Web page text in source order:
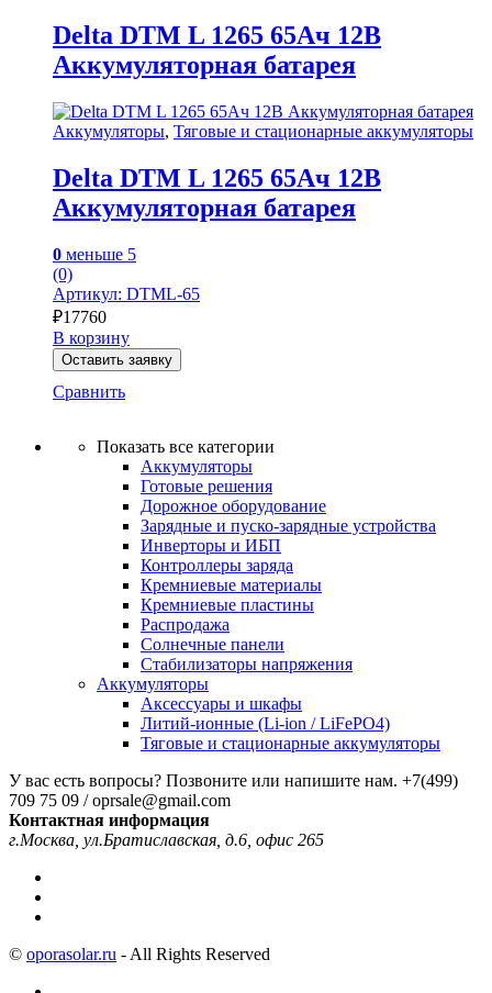
Delta DTM L 1265 65Ач 12В
Аккумуляторная батарея
Аккумуляторы, Тяговые и стационарные аккумуляторы
Delta DTM L 1265 65Ач 12В
Аккумуляторная батарея
0 меньше 5
(0)
Артикул: DTML-65
₽17760
В корзину
Оставить заявку
Сравнить
Показать все категории
Аккумуляторы
Готовые решения
Дорожное оборудование
Зарядные и пуско-зарядные устройства
Инверторы и ИБП
Контроллеры заряда
Кремниевые материалы
Кремниевые пластины
Распродажа
Солнечные панели
Стабилизаторы напряжения
Аккумуляторы
Аксессуары и шкафы
Литий-ионные (Li-ion / LiFePO4)
Тяговые и стационарные аккумуляторы
У вас есть вопросы? Позвоните или напишите нам. +7(499)
709 75 09 / oprsale@gmail.com
Контактная информация
г.Москва, ул.Братиславская, д.6, офис 265
© oporasolar.ru - All Rights Reserved